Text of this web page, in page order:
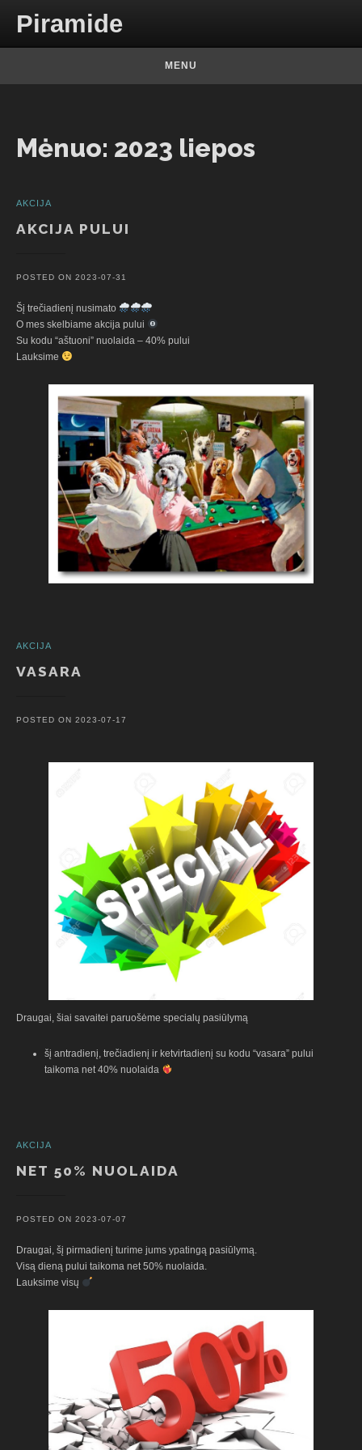
Piramide
MENU
Mėnuo: 2023 liepos
AKCIJA
AKCIJA PULUI
POSTED ON 2023-07-31
Šį trečiadienį nusimato
O mes skelbiame akcija pului
Su kodu “aštuoni” nuolaida – 40% pului
Lauksime
AKCIJA
VASARA
POSTED ON 2023-07-17
Draugai, šiai savaitei paruošėme specialų pasiūlymą
šį antradienį, trečiadienį ir ketvirtadienį su kodu “vasara” pului
taikoma net 40% nuolaida
AKCIJA
NET 50% NUOLAIDA
POSTED ON 2023-07-07
Draugai, šį pirmadienį turime jums ypatingą pasiūlymą.
Visą dieną pului taikoma net 50% nuolaida.
Lauksime visų